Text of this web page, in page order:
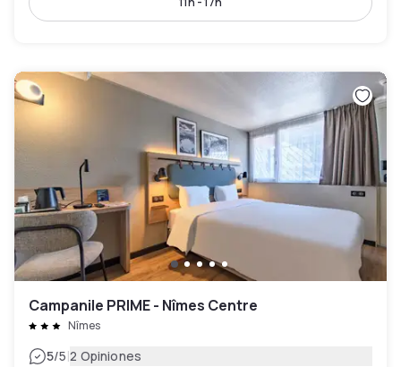
Campanile PRIME - Nîmes Centre
Nîmes
5/5|2 Opiniones